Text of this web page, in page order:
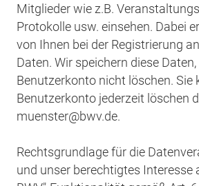
Mitglieder wie z.B.
Protokolle usw. einsehen. Dabei
von Ihnen bei der Registrierung
Daten. Wir speichern diese
Benutzerkonto nicht löschen. Sie
Benutzerkonto jederzeit löschen
muenster@bwv.de.
Rechtsgrundlage für die
und unser berechtigtes Interesse